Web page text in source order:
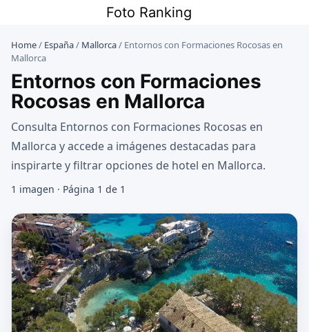
contenido
Foto Ranking
Home/ España/ Mallorca/ Entornos con Formaciones Rocosas en
Mallorca
Entornos con Formaciones
Rocosas en Mallorca
Consulta Entornos con Formaciones Rocosas en
Mallorca y accede a imágenes destacadas para
inspirarte y filtrar opciones de hotel en Mallorca.
1 imagen · Página 1 de 1